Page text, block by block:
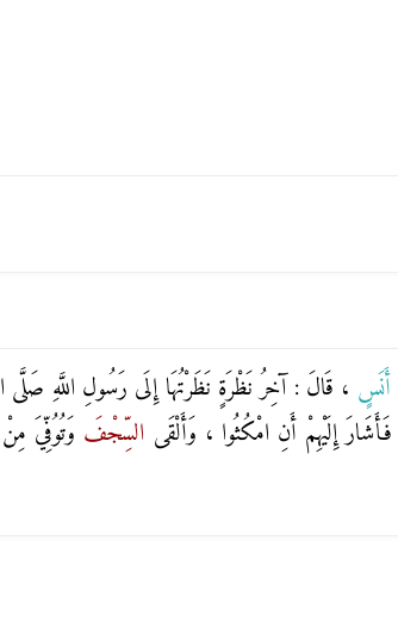
أَنَسٍ ، قَالَ : آخِرُ نَظْرَةٍ نَظَرْتُهَا إِلَى رَسُولِ اللَّهِ صَلَّى
إِلَيْهِمْ أَنِ امْكُثُوا ، وَأَلْقَى السِّجْفَ وَتُوُفِّيَ